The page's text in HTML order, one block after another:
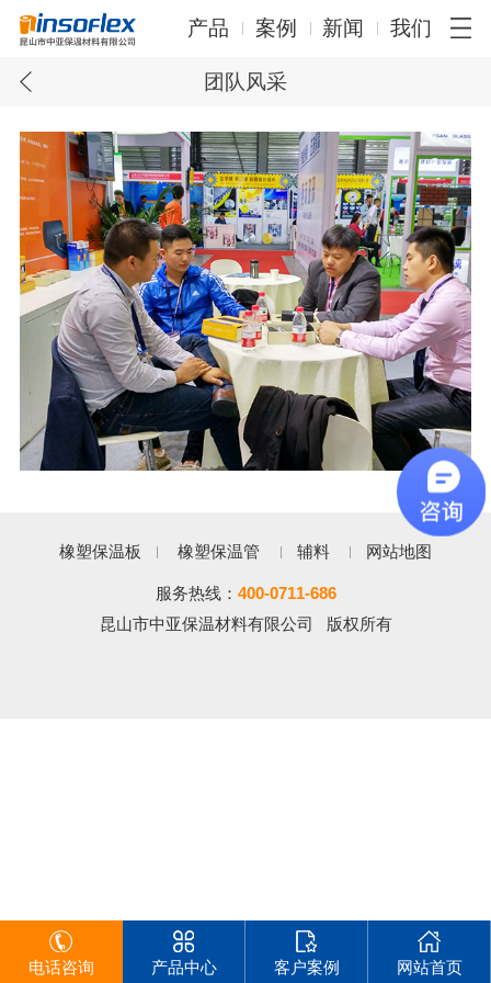
产品 案例 新闻 我们
团队风采
橡塑保温板 橡塑保温管 辅料 网站地图
服务热线： 400-0711-686
昆山市中亚保温材料有限公司 版权所有
电话咨询 产品中心 客户案例 网站首页